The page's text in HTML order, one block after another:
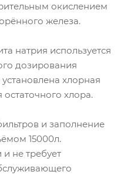
окислением
железа.
натрия используется
дозирования
хлорная
хлора.
и заполнение
15000л.
не требует